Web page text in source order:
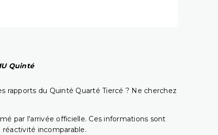
Quinté
rapports du Quinté Quarté Tiercé ? Ne cherchez
par l'arrivée officielle. Ces informations sont
incomparable.